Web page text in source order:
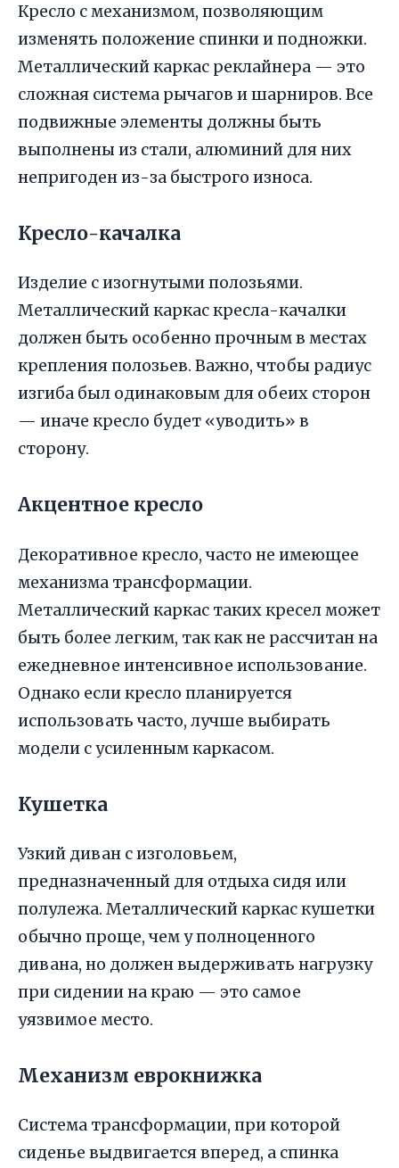
Кресло с механизмом, позволяющим
изменять положение спинки и подножки.
Металлический каркас реклайнера — это
сложная система рычагов и шарниров. Все
подвижные элементы должны быть
выполнены из стали, алюминий для них
непригоден из-за быстрого износа.
Кресло-качалка
Изделие с изогнутыми полозьями.
Металлический каркас кресла-качалки
должен быть особенно прочным в местах
крепления полозьев. Важно, чтобы радиус
изгиба был одинаковым для обеих сторон
— иначе кресло будет «уводить» в
сторону.
Акцентное кресло
Декоративное кресло, часто не имеющее
механизма трансформации.
Металлический каркас таких кресел может
быть более легким, так как не рассчитан на
ежедневное интенсивное использование.
Однако если кресло планируется
использовать часто, лучше выбирать
модели с усиленным каркасом.
Кушетка
Узкий диван с изголовьем,
предназначенный для отдыха сидя или
полулежа. Металлический каркас кушетки
обычно проще, чем у полноценного
дивана, но должен выдерживать нагрузку
при сидении на краю — это самое
уязвимое место.
Механизм еврокнижка
Система трансформации, при которой
сиденье выдвигается вперед, а спинка